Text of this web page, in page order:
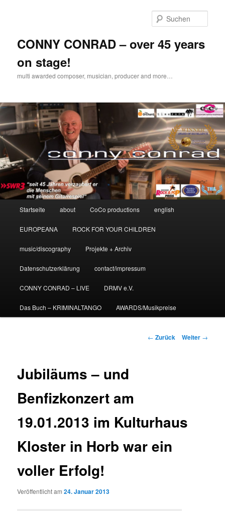
CONNY CONRAD – over 45 years
on stage!
multi awarded composer, musician, producer and more…
Startseite about CoCo productions english
EUROPEANA ROCK FOR YOUR CHILDREN
music/discography Projekte + Archiv
Datenschutzerklärung contact/impressum
CONNY CONRAD – LIVE DRMV e.V.
Das Buch – KRIMINALTANGO AWARDS/Musikpreise
Beitrags-
← Zurück Weiter →
Jubiläums – und
Benfizkonzert am
19.01.2013 im Kulturhaus
Kloster in Horb war ein
voller Erfolg!
Veröffentlicht am24. Januar 2013